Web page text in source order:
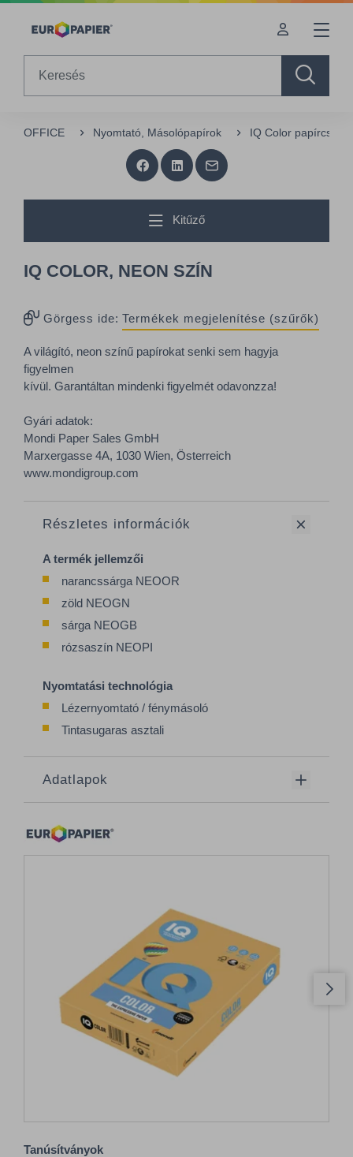
Table Of Content
OFFICE Nyomtató, Másolópapírok IQ Color papírcsalád
Kitűző
IQ COLOR, NEON SZÍN
Görgess ide: Termékek megjelenítése (szűrők)
A világító, neon színű papírokat senki sem hagyja
figyelmen
kívül. Garantáltan mindenki figyelmét odavonzza!
Gyári adatok:
Mondi Paper Sales GmbH
Marxergasse 4A, 1030 Wien, Österreich
​​​​​​​www.mondigroup.com
Részletes információk
A termék jellemzői
narancssárga NEOOR
zöld NEOGN
sárga NEOGB
rózsaszín NEOPI
Nyomtatási technológia
Lézernyomtató / fénymásoló
Tintasugaras asztali
Adatlapok
Tanúsítványok